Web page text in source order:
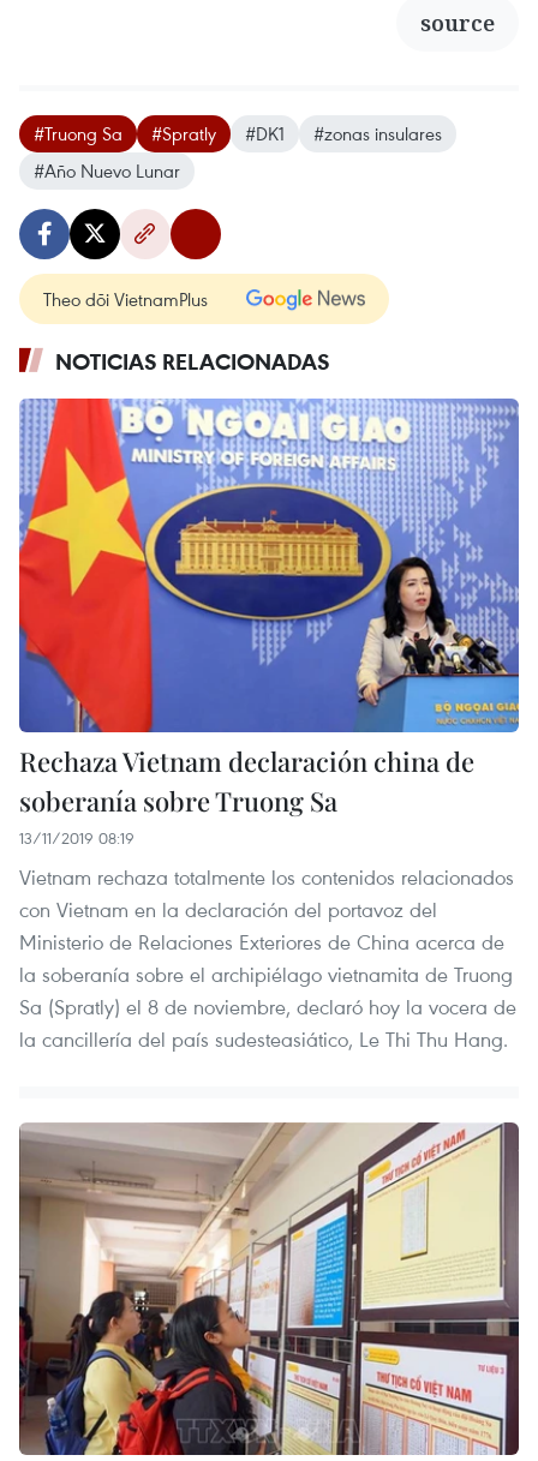
source
#Truong Sa #Spratly #DK1
#zonas insulares
#Año Nuevo Lunar
Theo dõi VietnamPlus
NOTICIAS RELACIONADAS
Rechaza Vietnam declaración china de
soberanía sobre Truong Sa
13/11/2019 08:19
Vietnam rechaza totalmente los contenidos relacionados
con Vietnam en la declaración del portavoz del
Ministerio de Relaciones Exteriores de China acerca de
la soberanía sobre el archipiélago vietnamita de Truong
Sa (Spratly) el 8 de noviembre, declaró hoy la vocera de
la cancillería del país sudesteasiático, Le Thi Thu Hang.